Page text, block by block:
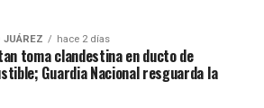
JUÁREZ hace 2 días
toma clandestina en ducto de
Guardia Nacional resguarda la